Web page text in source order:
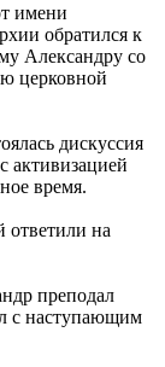
имени
обратился к
Александру со
церковной
дискуссия
активизацией
время.
ответили на
преподал
с наступающим